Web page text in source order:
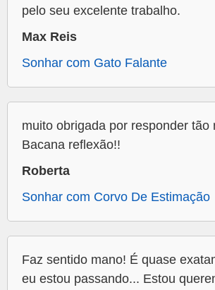
pelo seu excelente trabalho.
Max Reis
Sonhar com Gato Falante
muito obrigada por responder tão
Bacana reflexão!!
Roberta
Sonhar com Corvo De Estimação
Faz sentido mano! É quase
eu estou passando... Estou